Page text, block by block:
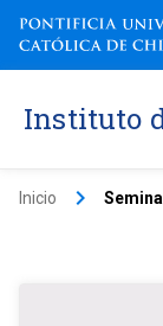
Instituto
Inicio keyboard_arrow_right